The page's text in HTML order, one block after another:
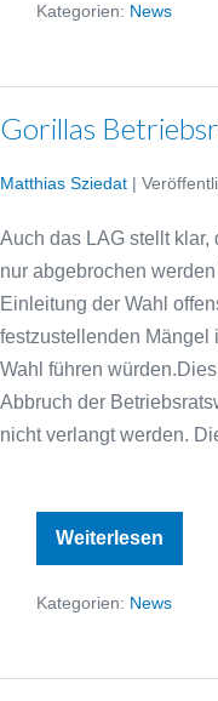
es
an!
Kategorien: News
Gorillas
Matthias Sziedat |
Auch das LAG stellt
nur abgebrochen
Einleitung der Wahl
festzustellenden Mängel
Wahl führen
Abbruch der
nicht verlangt werden.
Weiterlesen
Kategorien: News